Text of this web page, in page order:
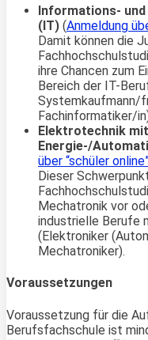
Informations-
(IT) (Anmeldung
Damit können die
ihre Chancen zum
Bereich der IT-
Systemkaufmann/
Fachinformatiker/
Elektrotechnik
Energie-/
über “schüler
Dieser
Mechatronik vor
industrielle Berufe
(Elektroniker
Mechatroniker).
Voraussetzungen
Voraussetzung für die
Berufsfachschule ist